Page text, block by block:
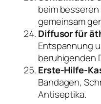
beim
gemeinsam
Diffusor für
Entspannung
beruhigenden
Erste-Hilfe-
Bandagen,
Antiseptika.